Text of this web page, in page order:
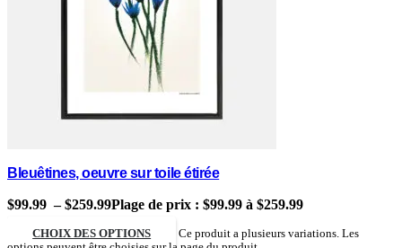
Bleuêtines, oeuvre sur toile étirée
$99.99 – $259.99Plage de prix : $99.99 à $259.99
CHOIX DES OPTIONS
Ce produit a plusieurs variations. Les